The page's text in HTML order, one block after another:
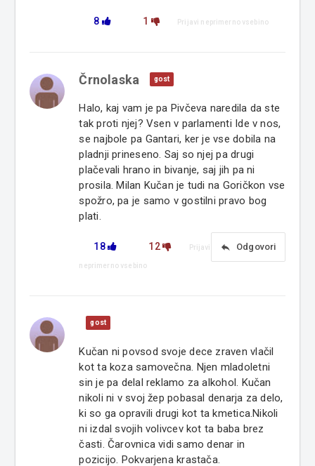
8 1 Prijavi neprimerno vsebino
Črnolaska gost
Halo, kaj vam je pa Pivčeva naredila da ste
tak proti njej? Vsen v parlamenti Ide v nos,
se najbole pa Gantari, ker je vse dobila na
pladnji prineseno. Saj so njej pa drugi
plačevali hrano in bivanje, saj jih pa ni
prosila. Milan Kučan je tudi na Goričkon vse
spožro, pa je samo v gostilni pravo bog
plati.
18 12 reply Odgovori
Prijavi
neprimerno vsebino
gost
Kučan ni povsod svoje dece zraven vlačil
kot ta koza samovečna. Njen mladoletni
sin je pa delal reklamo za alkohol. Kučan
nikoli ni v svoj žep pobasal denarja za delo,
ki so ga opravili drugi kot ta kmetica.Nikoli
ni izdal svojih volivcev kot ta baba brez
časti. Čarovnica vidi samo denar in
pozicijo. Pokvarjena krastača.